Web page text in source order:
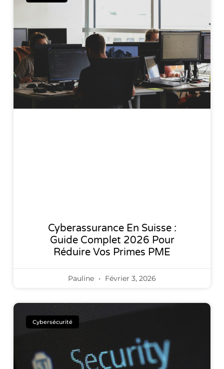
Cyberassurance En Suisse :
Guide Complet 2026 Pour
Réduire Vos Primes PME
Pauline Février 3, 2026
Cybersécurité